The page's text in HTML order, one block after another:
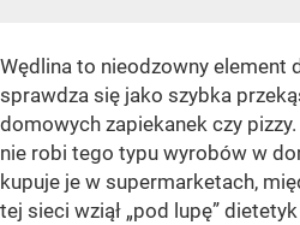
Wędlina to nieodzowny element
sprawdza się jako szybka
domowych zapiekanek czy
nie robi tego typu wyrobów w
kupuje je w supermarketach,
tej sieci wziął „pod lupę”